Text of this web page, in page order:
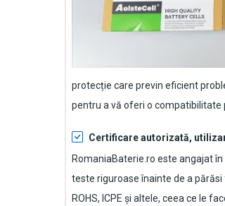
protecție care previn eficient
pentru a vă oferi o
Certificare autorizată,
RomaniaBaterie.ro este angajat
teste riguroase înainte de a
ROHS, ICPE și altele, ceea ce le